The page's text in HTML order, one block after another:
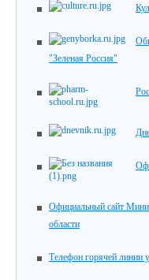
"Зеленая Россия"
Официальный сайт
области
Телефон горячей линии